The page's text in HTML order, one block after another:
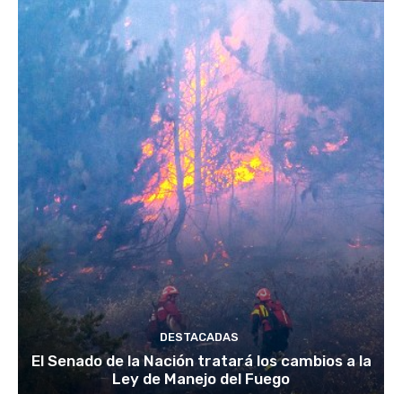
DESTACADAS
El Senado de la Nación tratará los cambios a la
Ley de Manejo del Fuego